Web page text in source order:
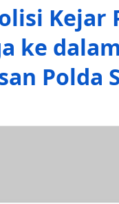
Kejar
ke
Polda